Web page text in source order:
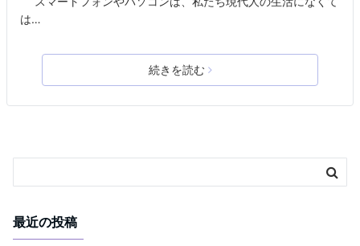
は…
続きを読む
最近の投稿